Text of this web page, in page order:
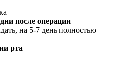
после операции
на 5-7 день полностью
рта